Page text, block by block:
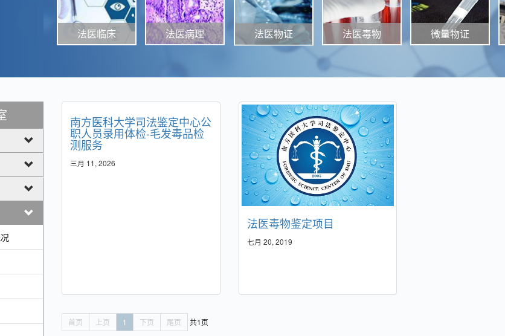
法医临床 法医病理 法医物证 法医毒物 微量物证
南方医科大学司法鉴定中心公
职人员录用体检-毛发毒品检
测服务
三月 11, 2026
法医毒物鉴定项目
七月 20, 2019
首页 上页 1 下页 尾页 共1页